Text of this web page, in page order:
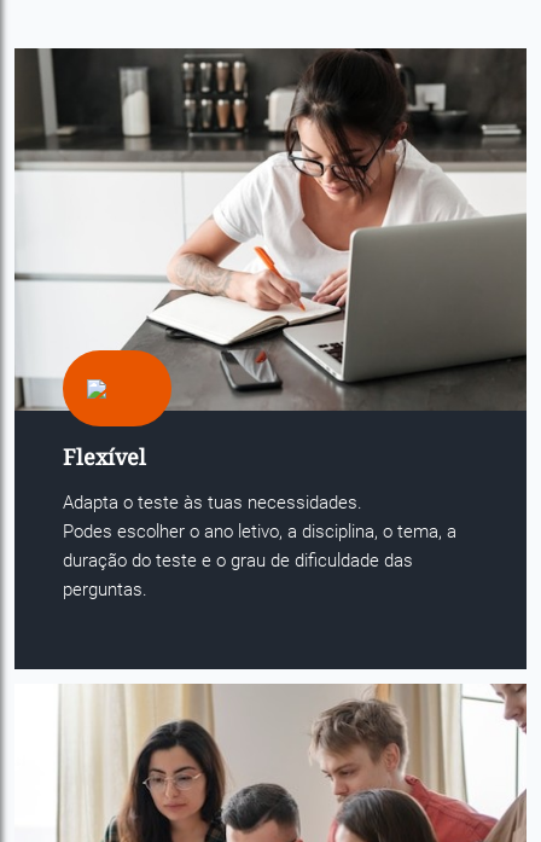
Flexível
Adapta o teste às tuas necessidades.
Podes escolher o ano letivo, a disciplina, o tema, a
duração do teste e o grau de dificuldade das
perguntas.